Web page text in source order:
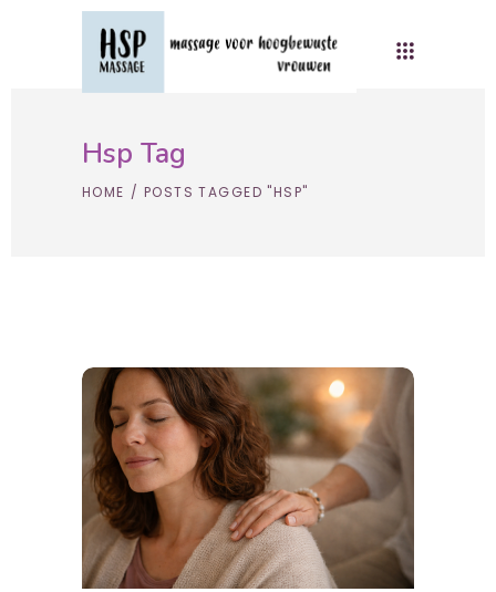
Hsp Tag
HOME / POSTS TAGGED "HSP"